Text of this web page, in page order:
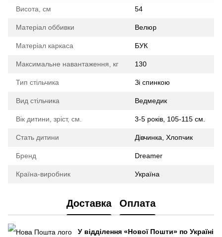
Висота, см 54
Матеріал оббивки Велюр
Матеріал каркаса БУК
Максимальне навантаження, кг 130
Тип стільчика Зі спинкою
Вид стільчика Ведмедик
Вік дитини, зріст, см. 3-5 років, 105-115 см.
Стать дитини Дівчинка, Хлопчик
Бренд Dreamer
Країна-виробник Україна
Доставка Оплата
У відділення «Нової Пошти» по Україні